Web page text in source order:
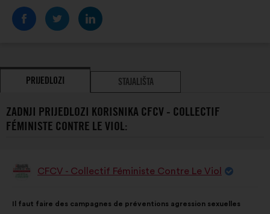
PRIJEDLOZI STAJALIŠTA
ZADNJI PRIJEDLOZI KORISNIKA CFCV - COLLECTIF
FÉMINISTE CONTRE LE VIOL:
PrijedlogCFCV - Collectif Féministe Contre Le Viol
prijedloga:
Il faut faire des campagnes de préventions agression sexuelles
raspodjelu: